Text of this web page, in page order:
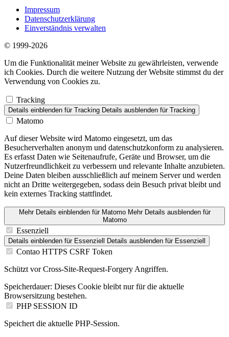
Impressum
Datenschutzerklärung
Einverständnis verwalten
© 1999-2026
Um die Funktionalität meiner Website zu gewährleisten, verwende
ich Cookies. Durch die weitere Nutzung der Website stimmst du der
Verwendung von Cookies zu.
Tracking
Details einblenden für Tracking Details ausblenden für Tracking
Matomo
Auf dieser Website wird Matomo eingesetzt, um das
Besucherverhalten anonym und datenschutzkonform zu analysieren.
Es erfasst Daten wie Seitenaufrufe, Geräte und Browser, um die
Nutzerfreundlichkeit zu verbessern und relevante Inhalte anzubieten.
Deine Daten bleiben ausschließlich auf meinem Server und werden
nicht an Dritte weitergegeben, sodass dein Besuch privat bleibt und
kein externes Tracking stattfindet.
Mehr Details einblendenfür Matomo Mehr Details ausblendenfür
Matomo
Essenziell
Details einblenden für Essenziell Details ausblenden für Essenziell
Contao HTTPS CSRF Token
Schützt vor Cross-Site-Request-Forgery Angriffen.
Speicherdauer: Dieses Cookie bleibt nur für die aktuelle
Browsersitzung bestehen.
PHP SESSION ID
Speichert die aktuelle PHP-Session.